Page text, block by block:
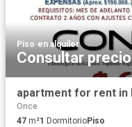
Piso·en alquiler
Consultar precio
Once
47 m²1 DormitorioPiso